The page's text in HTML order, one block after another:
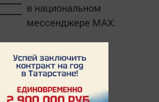
в национальном
мессенджере MАХ:
«Менделеевские новости»